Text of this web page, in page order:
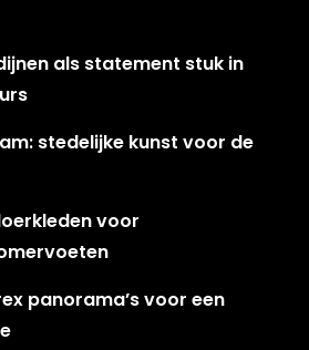
als statement stuk in
stedelijke kunst voor de
voor
panorama’s voor een